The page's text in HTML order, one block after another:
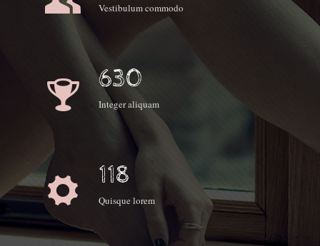
Vestibulum commodo
630
Integer aliquam
118
Quisque lorem